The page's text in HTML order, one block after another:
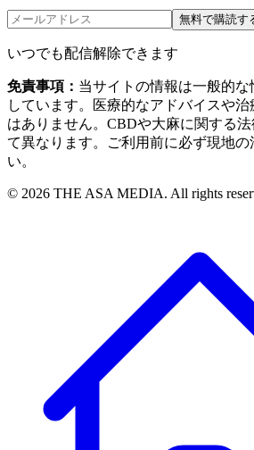
無料で購読す
いつでも配信解除できます
免責事項： 当サイトの情報は一般的
しています。医療的なアドバイスや
はありません。CBDや大麻に関する
て異なります。ご利用前に必ず現地の
い。
© 2026 THE ASA MEDIA. All rights